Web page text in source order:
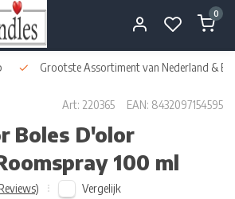
0
Grootste Assortiment van Nederland &
Art: 220365 EAN: 8432097154595
Boles D'olor
100 ml
Vergelijk